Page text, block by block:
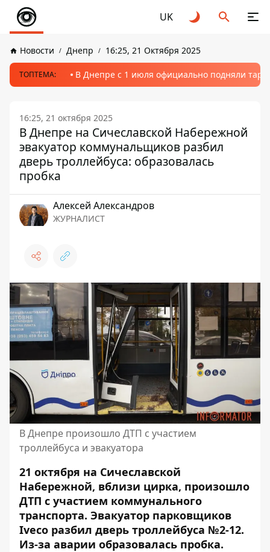
UK
Новости Днепр 16:25, 21 Октября 2025
ТОПТЕМА: В Днепре с 1 июля официально подняли
16:25, 21 октября 2025
В Днепре на Сичеславской Набережной
эвакуатор коммунальщиков разбил
дверь троллейбуса: образовалась
пробка
Алексей Александров
ЖУРНАЛИСТ
В Днепре произошло ДТП с участием
троллейбуса и эвакуатора
21 октября на Сичеславской
Набережной, вблизи цирка, произошло
ДТП с участием коммунального
транспорта. Эвакуатор парковщиков
Iveco разбил дверь троллейбуса №2-12.
Из-за аварии образовалась пробка.